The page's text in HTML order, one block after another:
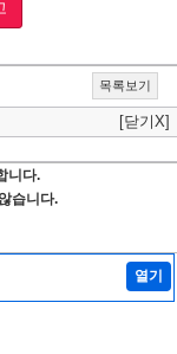
목록보기
[닫기X]
니다.
습니다.
열기